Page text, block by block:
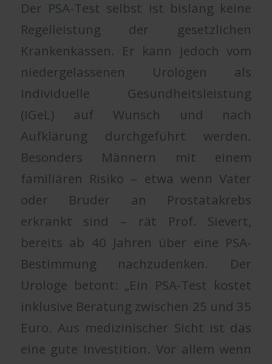
Der PSA-Test selbst ist bislang keine
Regelleistung der gesetzlichen
Krankenkassen. Er kann jedoch vom
niedergelassenen Urologen als
Individuelle Gesundheitsleistung
(IGeL) auf Wunsch und nach
Aufklärung durchgeführt werden.
Besonders Männern mit einem
familiären Risiko – etwa wenn Vater
oder Bruder an Prostatakrebs
erkrankt sind – rät Prof. Sievert,
bereits ab 40 Jahren über eine PSA-
Bestimmung nachzudenken. Der
Urologe betont: „Ein PSA-Test kostet
inklusive Beratung zwischen 25 und 35
Euro. Aus medizinischer Sicht ist das
eine gute Investition. Vor allem wenn